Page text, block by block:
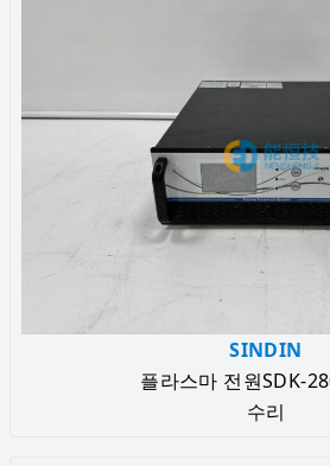
SINDIN
플라스마 전원SDK-
수리